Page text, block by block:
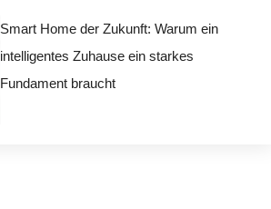
Smart Home der Zukunft: Warum ein
intelligentes Zuhause ein starkes
Fundament braucht